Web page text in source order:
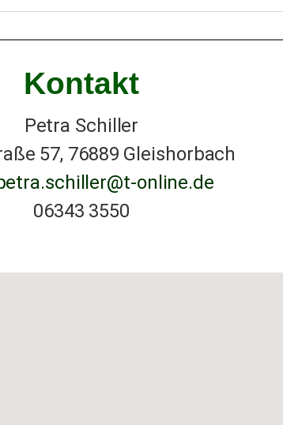
Kontakt
Petra Schiller
57, 76889 Gleishorbach
online.de
06343 3550